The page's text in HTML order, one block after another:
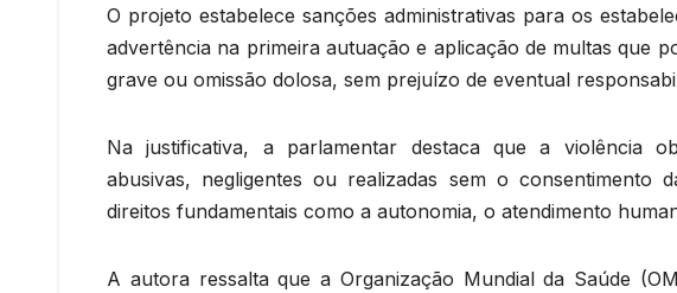
O projeto estabelece sanções administrativas para os
advertência na primeira autuação e aplicação de multas que
grave ou omissão dolosa, sem prejuízo de eventual
Na justificativa, a parlamentar destaca que a violência
abusivas, negligentes ou realizadas sem o consentimento
direitos fundamentais como a autonomia, o atendimento
A autora ressalta que a Organização Mundial da Saúde